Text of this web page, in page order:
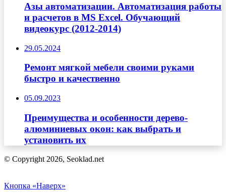
Азы автоматизации. Автоматизация работы
и расчетов в MS Excel. Обучающий
видеокурс (2012-2014)
29.05.2024
Ремонт мягкой мебели своими руками
быстро и качественно
05.09.2023
Преимущества и особенности дерево-
алюминиевых окон: как выбрать и
установить их
© Copyright 2026, Seoklad.net
Кнопка «Наверх»